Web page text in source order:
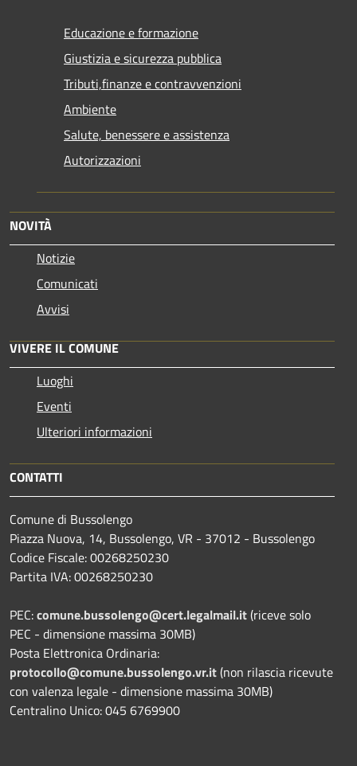
Educazione e formazione
Giustizia e sicurezza pubblica
Tributi,finanze e contravvenzioni
Ambiente
Salute, benessere e assistenza
Autorizzazioni
NOVITÀ
Notizie
Comunicati
Avvisi
VIVERE IL COMUNE
Luoghi
Eventi
Ulteriori informazioni
CONTATTI
Comune di Bussolengo
Piazza Nuova, 14, Bussolengo, VR - 37012 - Bussolengo
Codice Fiscale: 00268250230
Partita IVA: 00268250230
PEC:comune.bussolengo@cert.legalmail.it(riceve solo
PEC - dimensione massima 30MB)
Posta Elettronica Ordinaria:
protocollo@comune.bussolengo.vr.it(non rilascia ricevute
con valenza legale - dimensione massima 30MB)
Centralino Unico: 045 6769900